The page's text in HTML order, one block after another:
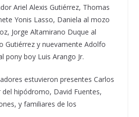
Ariel Alexis Gutiérrez, Thomas
Yonis Lasso, Daniela al mozo
Jorge Altamirano Duque al
Gutiérrez y nuevamente Adolfo
pony boyLuis Arango Jr.
estuvieron presentes Carlos
del hipódromo, David Fuentes,
y familiares de los